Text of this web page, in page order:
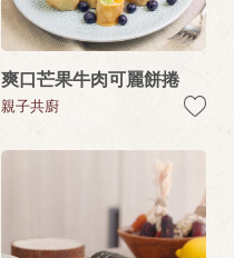
爽口芒果牛肉可麗餅捲
親子共廚